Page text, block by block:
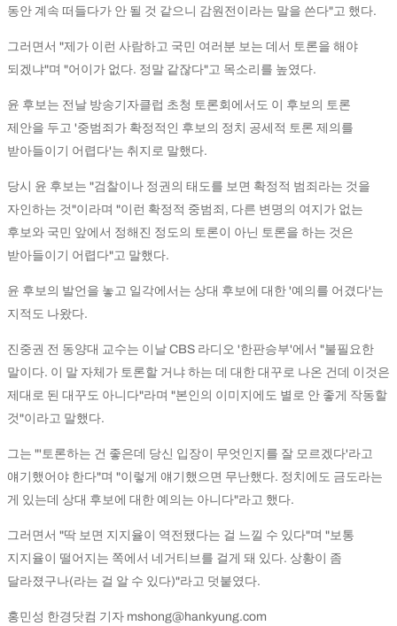
동안 계속 떠들다가 안 될 것 같으니 감원전이라는 말을 쓴다"고 했다.
그러면서 "제가 이런 사람하고 국민 여러분 보는 데서 토론을 해야
되겠냐"며 "어이가 없다. 정말 같잖다"고 목소리를 높였다.
윤 후보는 전날 방송기자클럽 초청 토론회에서도 이 후보의 토론
제안을 두고 '중범죄가 확정적인 후보의 정치 공세적 토론 제의를
받아들이기 어렵다'는 취지로 말했다.
당시 윤 후보는 "검찰이나 정권의 태도를 보면 확정적 범죄라는 것을
자인하는 것"이라며 "이런 확정적 중범죄, 다른 변명의 여지가 없는
후보와 국민 앞에서 정해진 정도의 토론이 아닌 토론을 하는 것은
받아들이기 어렵다"고 말했다.
윤 후보의 발언을 놓고 일각에서는 상대 후보에 대한 '예의를 어겼다'는
지적도 나왔다.
진중권 전 동양대 교수는 이날 CBS 라디오 '한판승부'에서 "불필요한
말이다. 이 말 자체가 토론할 거냐 하는 데 대한 대꾸로 나온 건데 이것은
제대로 된 대꾸도 아니다"라며 "본인의 이미지에도 별로 안 좋게 작동할
것"이라고 말했다.
그는 "'토론하는 건 좋은데 당신 입장이 무엇인지를 잘 모르겠다'라고
얘기했어야 한다"며 "이렇게 얘기했으면 무난했다. 정치에도 금도라는
게 있는데 상대 후보에 대한 예의는 아니다"라고 했다.
그러면서 "딱 보면 지지율이 역전됐다는 걸 느낄 수 있다"며 "보통
지지율이 떨어지는 쪽에서 네거티브를 걸게 돼 있다. 상황이 좀
달라졌구나(라는 걸 알 수 있다)"라고 덧붙였다.
홍민성 한경닷컴 기자 mshong@hankyung.com